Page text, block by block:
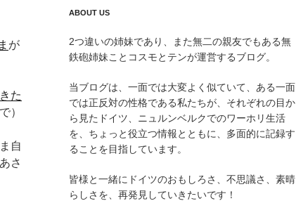
が
た
）
自
さ
ABOUT US
2つ違いの姉妹であり、また無二の親友でもある無
鉄砲姉妹ことコスモとテンが運営するブログ。
当ブログは、一面では大変よく似ていて、ある一面
では正反対の性格である私たちが、それぞれの目か
ら見たドイツ、ニュルンベルクでのワーホリ生活
を、ちょっと役立つ情報とともに、多面的に記録す
ることを目指しています。
皆様と一緒にドイツのおもしろさ、不思議さ、素晴
らしさを、再発見していきたいです！